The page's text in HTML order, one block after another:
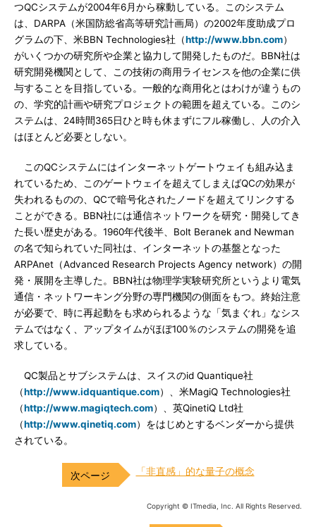
つQCシステムが2004年6月から稼動している。このシステム
は、DARPA（米国防総省高等研究計画局）の2002年度助成プロ
グラムの下、米BBN Technologies社（http://www.bbn.com）
がいくつかの研究所や企業と協力して開発したものだ。BBN社は
研究開発機関として、この技術の商用ライセンスを他の企業に供
与することを目指している。一般的な商用化とはわけが違うもの
の、学究的計画や研究プロジェクトの範囲を超えている。このシ
ステムは、24時間365日ひと時も休まずにフル稼働し、人の介入
はほとんど必要としない。
このQCシステムにはインターネットゲートウェイも組み込ま
れているため、このゲートウェイを超えてしまえばQCの効果が
失われるものの、QCで暗号化されたノードを超えてリンクする
ことができる。BBN社には通信ネットワークを研究・開発してき
た長い歴史がある。1960年代後半、Bolt Beranek and Newman
の名で知られていた同社は、インターネットの基盤となった
ARPAnet（Advanced Research Projects Agency network）の開
発・展開を主導した。BBN社は物理学実験研究所というより電気
通信・ネットワーキング分野の専門機関の側面をもつ。終始注意
が必要で、時に再起動をも求められるような「気まぐれ」なシス
テムではなく、アップタイムがほぼ100％のシステムの開発を追
求している。
QC製品とサブシステムは、スイスのid Quantique社
（http://www.idquantique.com）、米MagiQ Technologies社
（http://www.magiqtech.com）、英QinetiQ Ltd社
（http://www.qinetiq.com）をはじめとするベンダーから提供
されている。
「非直感」的な量子の概念
Copyright © ITmedia, Inc. All Rights Reserved.